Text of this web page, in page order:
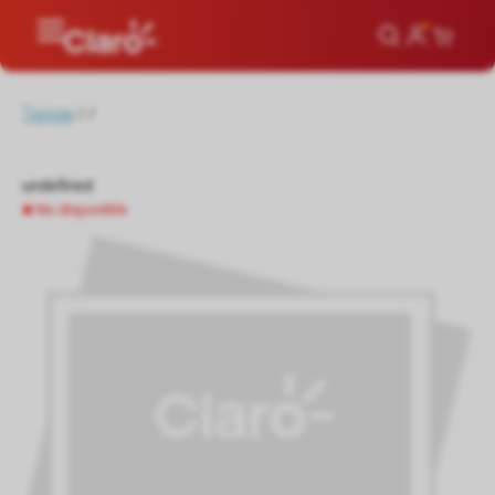
Tienda/
undefined
No disponible